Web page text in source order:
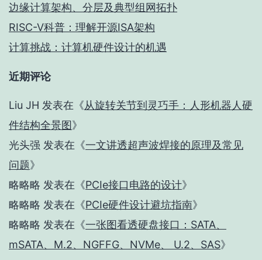
边缘计算架构、分层及典型组网拓扑
RISC-V科普：理解开源ISA架构
计算挑战：计算机硬件设计的机遇
近期评论
Liu JH 发表在《从旋转关节到灵巧手：人形机器人硬
件结构全景图》
光头强 发表在《一文讲透超声波焊接的原理及常见
问题》
略略略 发表在《PCIe接口电路的设计》
略略略 发表在《PCIe硬件设计避坑指南》
略略略 发表在《一张图看透硬盘接口：SATA、
mSATA、M.2、NGFFG、NVMe、 U.2、SAS》